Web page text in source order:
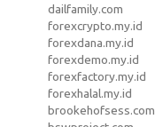
dailfamily.com
forexcrypto.my.id
forexdana.my.id
forexdemo.my.id
forexfactory.my.id
forexhalal.my.id
brookehofsess.com